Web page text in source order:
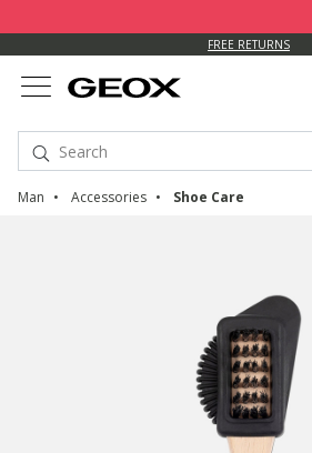
FREE RETURNS
Man Accessories Shoe Care